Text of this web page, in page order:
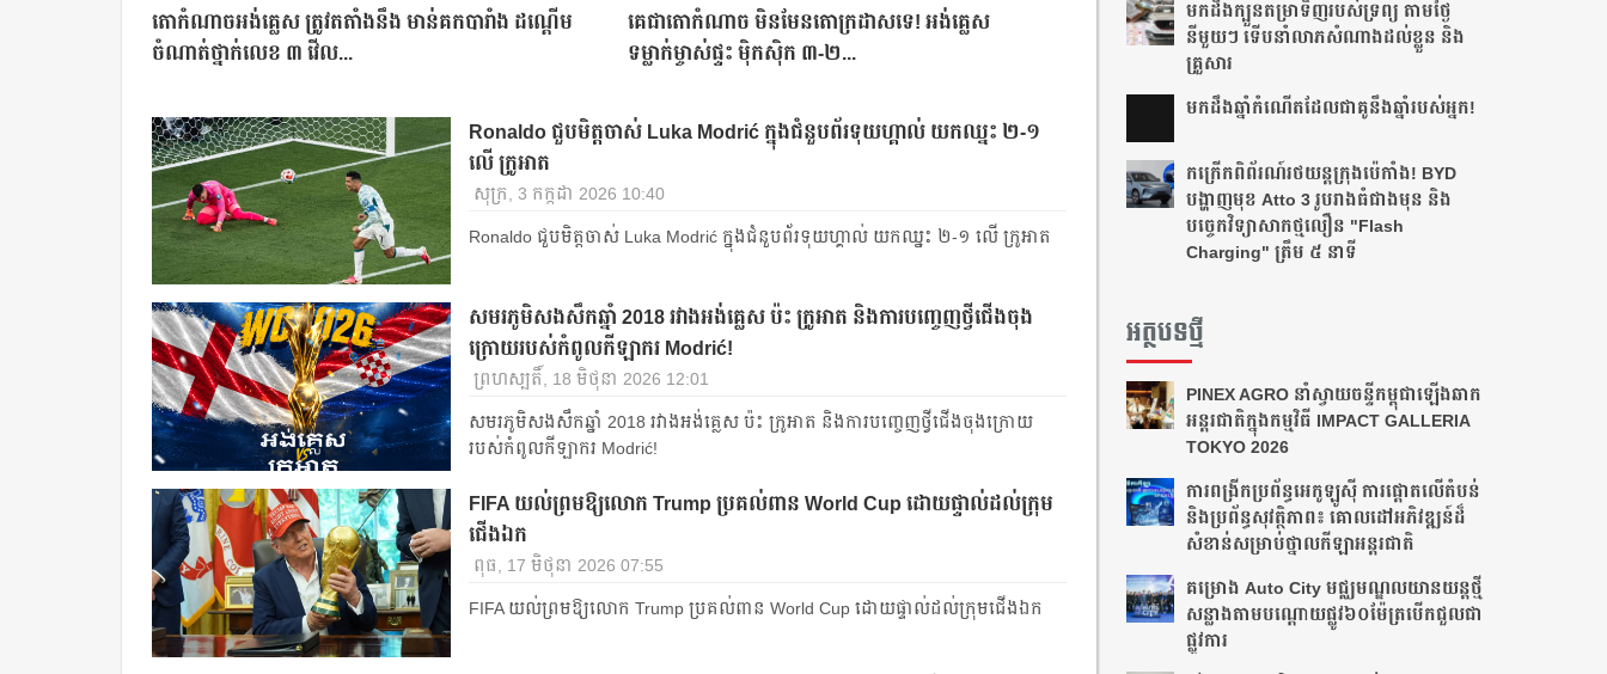
តោកំណាចអង់គ្លេស ត្រូវតតាំងនឹង មាន់គកបារាំង ដណ្តើម
ចំណាត់ថ្នាក់លេខ ៣ វើល...
គេជាតោកំណាច មិនមែនតោក្រដាសទេ! អង់គ្លេស
ទម្លាក់ម្ចាស់ផ្ទះ ម៉ិកស៊ិក ៣-២...
Ronaldo ជួបមិត្តចាស់ Luka Modrić ក្នុងជំនួបព័រទុយហ្គាល់ យកឈ្នះ ២-១
លើ ក្រូអាត
សុក្រ, 3 កក្កដា 2026 10:40
Ronaldo ជួបមិត្តចាស់ Luka Modrić ក្នុងជំនួបព័រទុយហ្គាល់ យកឈ្នះ ២-១ លើ ក្រូអាត
សមរភូមិសងសឹកឆ្នាំ 2018 រវាងអង់គ្លេស ប៉ះ ក្រូអាត និងការបញ្ចេញថ្វីជើងចុង
ក្រោយរបស់កំពូលកីឡាករ Modrić!
ព្រហស្បតិ៍, 18 មិថុនា 2026 12:01
សមរភូមិសងសឹកឆ្នាំ 2018 រវាងអង់គ្លេស ប៉ះ ក្រូអាត និងការបញ្ចេញថ្វីជើងចុងក្រោយ
របស់កំពូលកីឡាករ Modrić!
FIFA យល់ព្រមឱ្យលោក Trump ប្រគល់ពាន World Cup ដោយផ្ទាល់ដល់ក្រុម
ជើងឯក
ពុធ, 17 មិថុនា 2026 07:55
FIFA យល់ព្រមឱ្យលោក Trump ប្រគល់ពាន World Cup ដោយផ្ទាល់ដល់ក្រុមជើងឯក
មកដឹងក្បួនតម្រាទិញរបស់ទ្រព្យ តាមថ្ងៃ
នីមួយៗ ទើបនាំលាភសំណាងដល់ខ្លួន និង
គ្រួសារ
មក​ដឹងឆ្នាំ​កំណើត​ដែល​ជា​គូ​នឹង​ឆ្នាំ​របស់​អ្នក!​
កក្រើកពិព័រណ៍រថយន្តក្រុងប៉េកាំង! BYD
បង្ហាញមុខ Atto 3 រូបរាងធំជាងមុន និង
បច្ចេកវិទ្យាសាកថ្មលឿន "Flash
Charging" ត្រឹម ៥ នាទី
អត្ថបទថ្មី
PINEX AGRO នាំ​ស្វាយចន្ទី​កម្ពុជា​ឡើង​ឆាក​
អន្តរជាតិ​​ក្នុង​កម្មវិធី​ IMPACT GALLERIA
TOKYO 2026
ការពង្រីកប្រព័ន្ធអេកូឡូស៊ី ការផ្តោតលើតំបន់
និងប្រព័ន្ធសុវត្ថិភាព៖ គោលដៅអភិវឌ្ឍន៍ដ៏
សំខាន់សម្រាប់ថ្នាលកីឡាអន្តរជាតិ
គម្រោង Auto City មជ្ឈមណ្ឌលយានយន្តថ្មី
សន្លាង​តាមបណ្តោយផ្លូវ​​៦០ម៉ែត្រ​បើកជួលជា
ផ្លូវការ